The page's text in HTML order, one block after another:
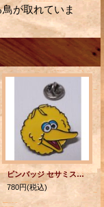
が取れていま
ピンバッジ セサミストリート ビッグバード ©HENSON
780円(税込)